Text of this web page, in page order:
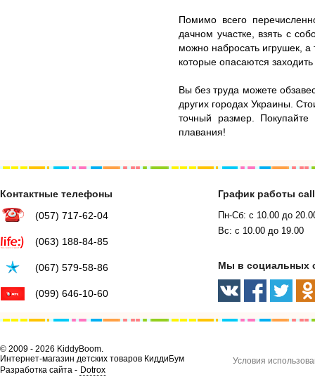
Помимо всего
дачном участке, взять с
можно набросать игрушек,
которые опасаются
Вы без труда можете
других городах Украины.
точный размер.
плавания!
Контактные телефоны
(057) 717-62-04
(063) 188-84-85
(067) 579-58-86
(099) 646-10-60
График работы
Пн-Сб: с 10.00 до
Вс: с 10.00 до 19.00
Мы в социальных
© 2009 - 2026 KiddyBoom.
Интернет-магазин детских товаров КиддиБум
Разработка сайта - Dotrox
Условия